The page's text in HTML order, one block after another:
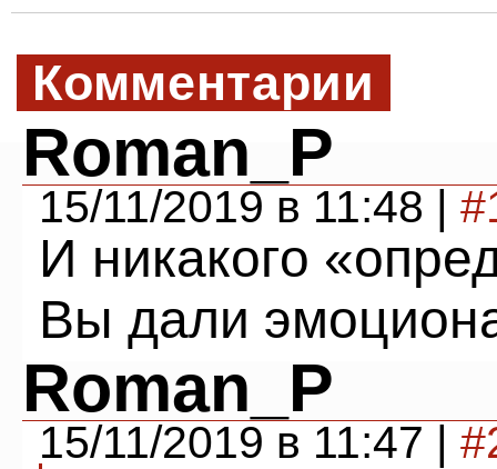
Комментарии
Roman_P
15/11/2019 в 11:48 |
И никакого
Вы дали
Roman_P
15/11/2019 в 11:47 |